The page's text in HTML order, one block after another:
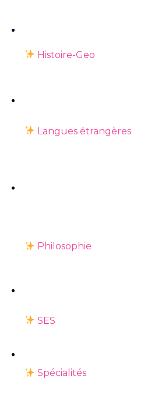
Histoire-Geo
Langues étrangères
Philosophie
SES
Spécialités